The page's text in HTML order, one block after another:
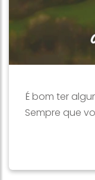
É bom ter
Sempre que